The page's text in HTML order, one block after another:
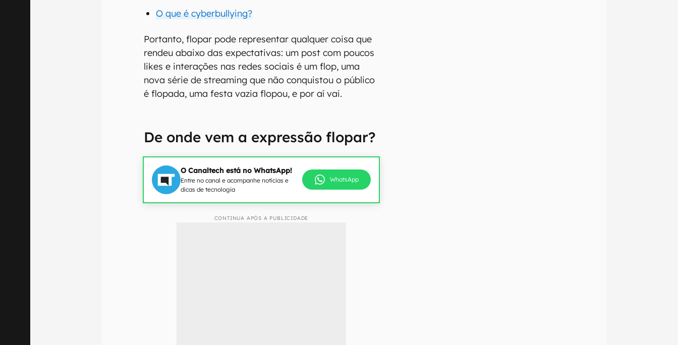
O que é cyberbullying?
Portanto, flopar pode representar qualquer coisa que
rendeu abaixo das expectativas: um post com poucos
likes e interações nas redes sociais é um flop, uma
nova série de streaming que não conquistou o público
é flopada, uma festa vazia flopou, e por aí vai.
De onde vem a expressão flopar?
O Canaltech está no WhatsApp!
Entre no canal e acompanhe notícias e
dicas de tecnologia
WhatsApp
CONTINUA APÓS A PUBLICIDADE